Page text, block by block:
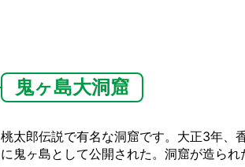
鬼ヶ島大洞窟
桃太郎伝説で有名な洞窟です。大正3年、
に鬼ヶ島として公開された。洞窟が造られ